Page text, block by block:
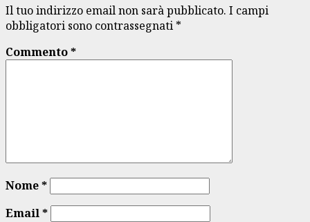
Il tuo indirizzo email non sarà pubblicato. I campi
obbligatori sono contrassegnati *
Commento*
Nome*
Email*